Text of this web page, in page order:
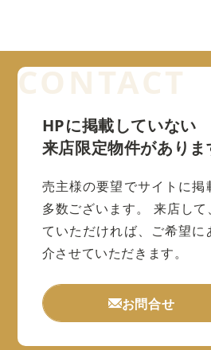
HPに掲載していない
来店限定物件がありま
売主様の要望でサイトに
多数ございます。
来店して
ていただければ、ご希望に
介させていただきます。
お問合せ